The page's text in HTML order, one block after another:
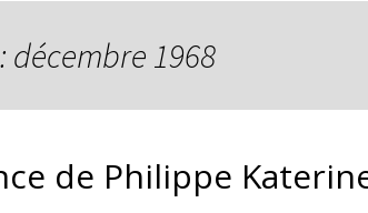
décembre 1968
de Philippe